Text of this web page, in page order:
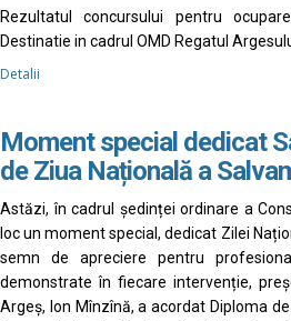
Rezultatul concursului pentru
Destinatie in cadrul OMD Regatul
Detalii
Moment special dedicat
de Ziua Națională a
Astăzi, în cadrul ședinței ordinare a
loc un moment special, dedicat Zilei
semn de apreciere pentru
demonstrate în fiecare intervenție,
Argeș, Ion Mînzînă, a acordat Diploma